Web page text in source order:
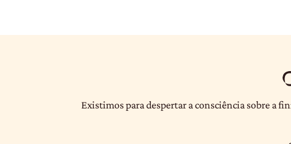
Existimos para despertar a consciência sobre a